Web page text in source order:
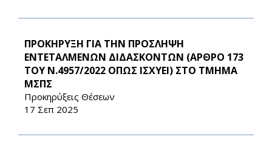
ΠΡΟΚΗΡΥΞΗ ΓΙΑ ΤΗΝ ΠΡΟΣΛΗΨΗ
ΕΝΤΕΤΑΛΜΕΝΩΝ ΔΙΔΑΣΚΟΝΤΩΝ (ΑΡΘΡΟ 173
ΤΟΥ Ν.4957/2022 ΟΠΩΣ ΙΣΧΥΕΙ) ΣΤΟ ΤΜΗΜΑ
ΜΣΠΣ
Προκηρύξεις Θέσεων
17 Σεπ 2025